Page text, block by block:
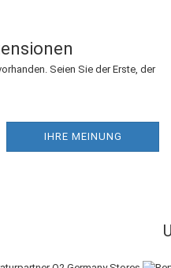
Seien Sie der Erste, der
IHRE MEINUNG